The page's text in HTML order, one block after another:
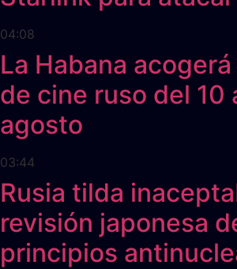
04:08
La Habana
de cine ruso del 10
agosto
03:44
Rusia tilda
revisión japonesa
principios